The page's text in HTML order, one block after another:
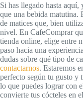
Si has llegado hasta aquí,
que una bebida matutina.
de matices que, bien
nivel. En CafeComprar
tienda online, elige entre
paso hacia una
dudas sobre qué tipo de
contactarnos. Estaremos
perfecto según tu gusto y
lo que puedes lograr con
convierte tus cócteles en